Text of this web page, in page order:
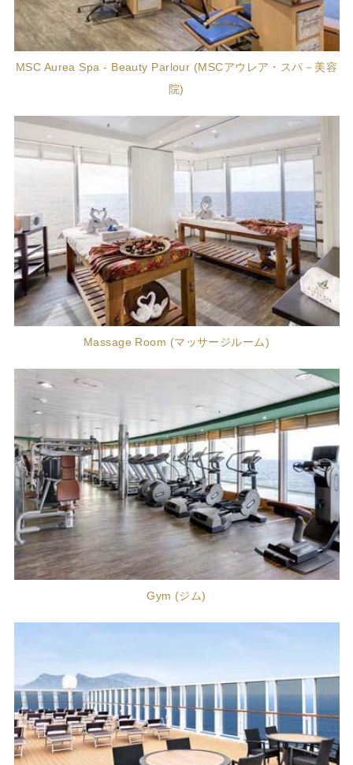
MSC Aurea Spa - Beauty Parlour (MSCアウレア・スパ－美容
院)
Massage Room (マッサージルーム)
Gym (ジム)